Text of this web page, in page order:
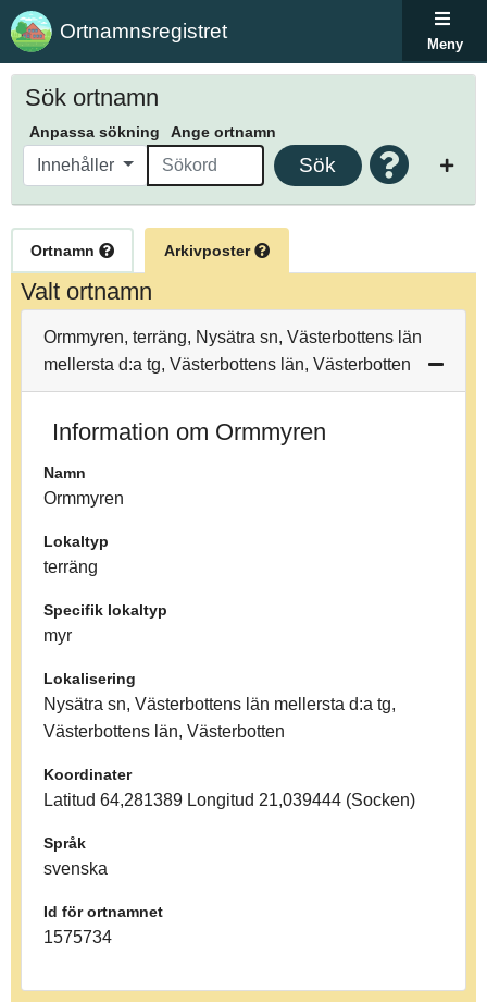
Ortnamnsregistret
Meny
Sök ortnamn
Anpassa sökning Ange ortnamn
Innehåller Sök
Ortnamn Arkivposter
Valt ortnamn
Ormmyren, terräng, Nysätra sn, Västerbottens län
mellersta d:a tg, Västerbottens län, Västerbotten
Information om Ormmyren
Namn
Ormmyren
Lokaltyp
terräng
Specifik lokaltyp
myr
Lokalisering
Nysätra sn, Västerbottens län mellersta d:a tg,
Västerbottens län, Västerbotten
Koordinater
Latitud 64,281389 Longitud 21,039444 (Socken)
Språk
svenska
Id för ortnamnet
1575734